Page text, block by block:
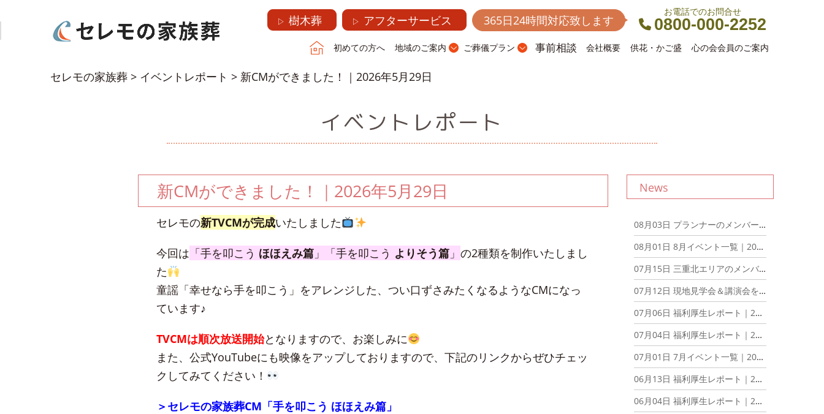
▷ 樹木葬 ▷ アフターサービス 365日24時間対応致します
お電話でのお問合せ
0800-000-2252
初めての方へ 地域のご案内 ご葬儀プラン 事前相談 会社概要 供花・かご盛 心の会会員のご案内
セレモの家族葬 > イベントレポート > 新CMができました！｜2026年5月29日
イベントレポート
新CMができました！｜2026年5月29日
セレモの新TVCMが完成いたしました
今回は 「手を叩こう ほほえみ篇 」「手を叩こう よりそう篇 」 の2種類を制作いたしまし
た
童謡「幸せなら手を叩こう」をアレンジした、つい口ずさみたくなるようなCMになっ
ています♪
TVCMは順次放送開始となりますので、お楽しみに
また、公式YouTubeにも映像をアップしておりますので、下記のリンクからぜひチェッ
クしてみてください！
＞セレモの家族葬CM「手を叩こう ほほえみ篇」
News
08月03日 プランナーのメンバーでディナーミーティングを開催しました！｜2026年8月3日
08月01日 8月イベント一覧｜2026年8月1日
07月15日 三重北エリアのメンバーでディナーミーティングを開催しました！｜2026年7月15日
07月12日 現地見学会＆講演会を開催いたしました！｜2026年7月12日
07月06日 福利厚生レポート｜2026年7月6日
07月04日 福利厚生レポート｜2026年7月4日
07月01日 7月イベント一覧｜2026年7月1日
06月13日 福利厚生レポート｜2026年6月13日
06月04日 福利厚生レポート｜2026年6月4日